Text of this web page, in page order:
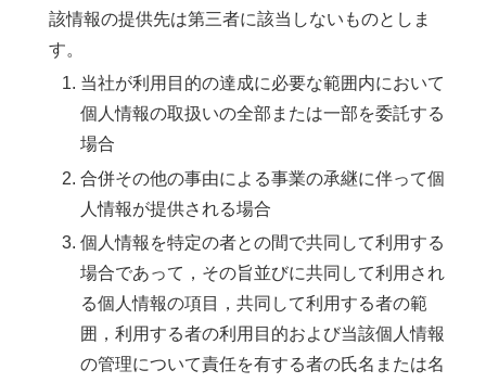
該情報の提供先は第三者に該当しないものとしま
す。
当社が利用目的の達成に必要な範囲内において
個人情報の取扱いの全部または一部を委託する
場合
合併その他の事由による事業の承継に伴って個
人情報が提供される場合
個人情報を特定の者との間で共同して利用する
場合であって，その旨並びに共同して利用され
る個人情報の項目，共同して利用する者の範
囲，利用する者の利用目的および当該個人情報
の管理について責任を有する者の氏名または名